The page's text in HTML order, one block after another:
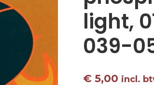
light,
039-
€ 5,00 incl.